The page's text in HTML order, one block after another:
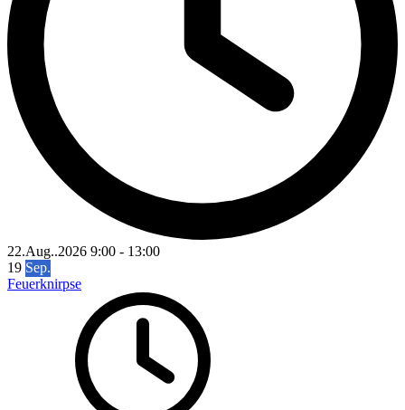
22.Aug..2026 9:00 - 13:00
19 Sep.
Feuerknirpse